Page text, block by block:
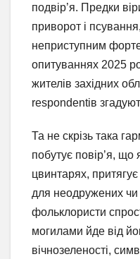
подвір’я. Предки
приворот і
неприступним
опитуваннях 2025
жителів західних
respondentів
Та не скрізь така
побутує повір’я, що
цвинтарях,
для неодружених чи
фольклористи
могилами йде від
вічнозеленості,